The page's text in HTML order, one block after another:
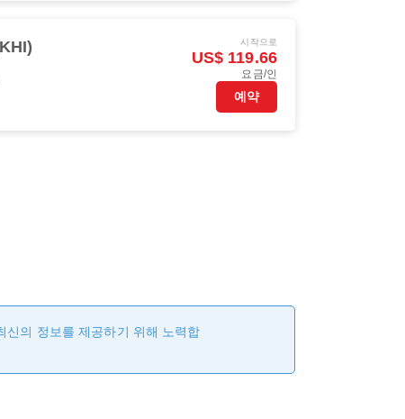
시작으로
US$ 119.66
요금/인
예약
신의 정보를 제공하기 위해 노력합